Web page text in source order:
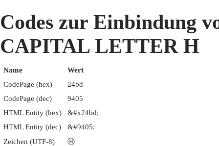
Codes zur Einbindung
CAPITAL LETTER H
Name
Wert
CodePage (hex)
24bd
CodePage (dec)
9405
HTML Entity (hex)
&#x24bd;
HTML Entity (dec)
&#9405;
Zeichen (UTF-8)
Ⓗ